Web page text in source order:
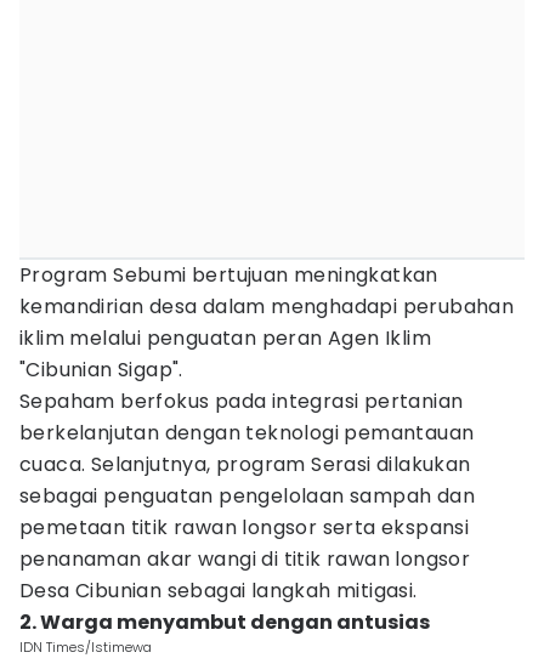
Program Sebumi bertujuan meningkatkan
kemandirian desa dalam menghadapi perubahan
iklim melalui penguatan peran Agen Iklim
"Cibunian Sigap".
Sepaham berfokus pada integrasi pertanian
berkelanjutan dengan teknologi pemantauan
cuaca. Selanjutnya, program Serasi dilakukan
sebagai penguatan pengelolaan sampah dan
pemetaan titik rawan longsor serta ekspansi
penanaman akar wangi di titik rawan longsor
Desa Cibunian sebagai langkah mitigasi.
2. Warga menyambut dengan antusias
IDN Times/Istimewa